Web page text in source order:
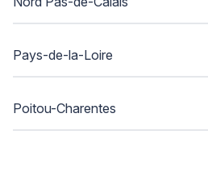
Pays-de-la-Loire
Poitou-Charentes